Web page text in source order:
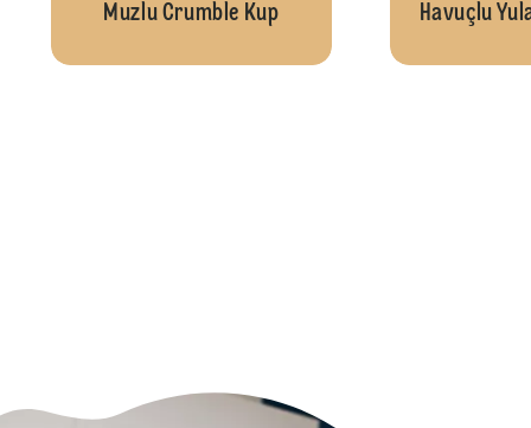
Muzlu Crumble Kup Havuçlu